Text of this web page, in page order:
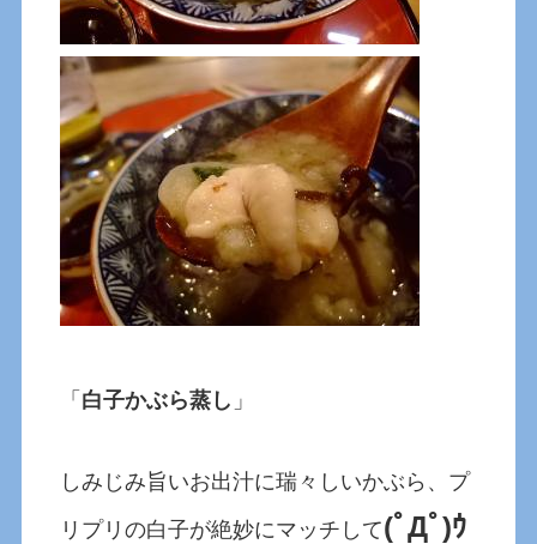
「 白子かぶら蒸し 」
しみじみ旨いお出汁に瑞々しいかぶら、プ
リプリの白子が絶妙にマッチして(ﾟДﾟ)ｳ